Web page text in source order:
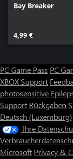
Bay Breaker
4,99 €
PC Game Pass PC
XBOX Support
photosensitive
Support Rückgaben
Deutsch (Luxemburg)
Ihre
Microsoft Privacy &